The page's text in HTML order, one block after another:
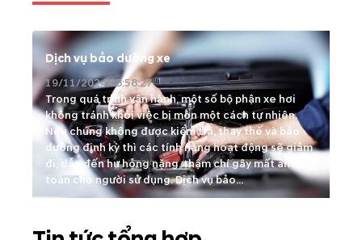
Dịch vụ bảo dưỡng xe
19/11/2024 08:58:27
Trong quá trình vận hành, một số bộ phận xe hơi
không tránh khỏi việc bị mòn một cách tự nhiên.
Nếu chúng không được kiểm tra, thay thế và bảo
dưỡng định kỳ thì các tính năng hoạt động sẽ giảm
đi, dẫn đến hư hỏng nặng, thậm chí gây mất an
toàn cho người sử dụng. Dịch vụ bảo...